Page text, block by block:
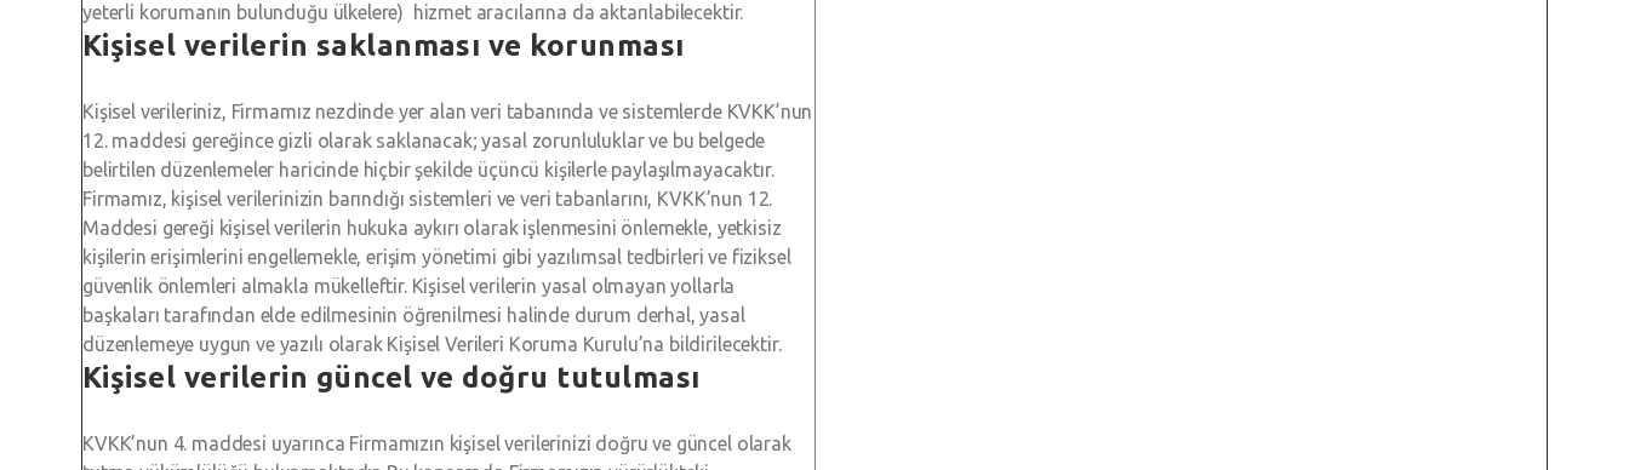
yeterli korumanın bulunduğu ülkelere) hizmet aracılarına da aktarılabilecektir.
Kişisel verilerin saklanması ve korunması
Kişisel verileriniz, Firmamız nezdinde yer alan veri tabanında ve sistemlerde KVKK’nun
12. maddesi gereğince gizli olarak saklanacak; yasal zorunluluklar ve bu belgede
belirtilen düzenlemeler haricinde hiçbir şekilde üçüncü kişilerle paylaşılmayacaktır.
Firmamız, kişisel verilerinizin barındığı sistemleri ve veri tabanlarını, KVKK’nun 12.
Maddesi gereği kişisel verilerin hukuka aykırı olarak işlenmesini önlemekle, yetkisiz
kişilerin erişimlerini engellemekle, erişim yönetimi gibi yazılımsal tedbirleri ve fiziksel
güvenlik önlemleri almakla mükelleftir. Kişisel verilerin yasal olmayan yollarla
başkaları tarafından elde edilmesinin öğrenilmesi halinde durum derhal, yasal
düzenlemeye uygun ve yazılı olarak Kişisel Verileri Koruma Kurulu’na bildirilecektir.
Kişisel verilerin güncel ve doğru tutulması
KVKK’nun 4. maddesi uyarınca Firmamızın kişisel verilerinizi doğru ve güncel olarak